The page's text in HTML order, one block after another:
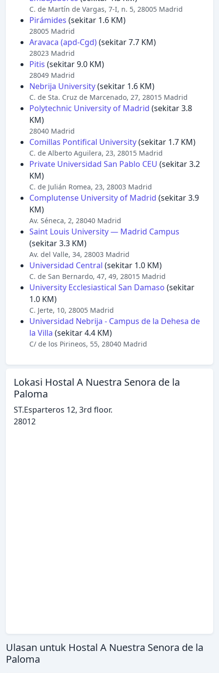
C. de Martín de Vargas, 7-I, n. 5, 28005 Madrid
Pirámides (sekitar 1.6 KM)
28005 Madrid
Aravaca (apd-Cgd)(sekitar 7.7 KM)
28023 Madrid
Pitis (sekitar 9.0 KM)
28049 Madrid
Nebrija University(sekitar 1.6 KM)
C. de Sta. Cruz de Marcenado, 27, 28015 Madrid
Polytechnic University of Madrid (sekitar 3.8
KM)
28040 Madrid
Comillas Pontifical University(sekitar 1.7 KM)
C. de Alberto Aguilera, 23, 28015 Madrid
Private Universidad San Pablo CEU (sekitar 3.2
KM)
C. de Julián Romea, 23, 28003 Madrid
Complutense University of Madrid (sekitar 3.9
KM)
Av. Séneca, 2, 28040 Madrid
Saint Louis University — Madrid Campus
(sekitar 3.3 KM)
Av. del Valle, 34, 28003 Madrid
Universidad Central (sekitar 1.0 KM)
C. de San Bernardo, 47, 49, 28015 Madrid
University Ecclesiastical San Damaso (sekitar
1.0 KM)
C. Jerte, 10, 28005 Madrid
Universidad Nebrija - Campus de la Dehesa de
la Villa (sekitar 4.4 KM)
C/ de los Pirineos, 55, 28040 Madrid
Lokasi Hostal A Nuestra Senora de la
Paloma
ST.Esparteros 12, 3rd floor.
28012
Ulasan untuk Hostal A Nuestra Senora de la
Paloma